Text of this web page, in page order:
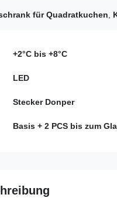
für Quadratkuchen
+2°C bis +8°C
LED
Stecker Donper
Basis + 2 PCS bis zum